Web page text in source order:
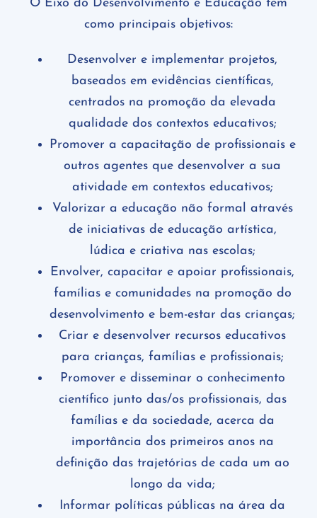
O Eixo do Desenvolvimento e Educação tem
como principais objetivos:
Desenvolver e implementar projetos,
baseados em evidências científicas,
centrados na promoção da elevada
qualidade dos contextos educativos;
Promover a capacitação de profissionais e
outros agentes que desenvolver a sua
atividade em contextos educativos;
Valorizar a educação não formal através
de iniciativas de educação artística,
lúdica e criativa nas escolas;
Envolver, capacitar e apoiar profissionais,
famílias e comunidades na promoção do
desenvolvimento e bem-estar das crianças;
Criar e desenvolver recursos educativos
para crianças, famílias e profissionais;
Promover e disseminar o conhecimento
científico junto das/os profissionais, das
famílias e da sociedade, acerca da
importância dos primeiros anos na
definição das trajetórias de cada um ao
longo da vida;
Informar políticas públicas na área da